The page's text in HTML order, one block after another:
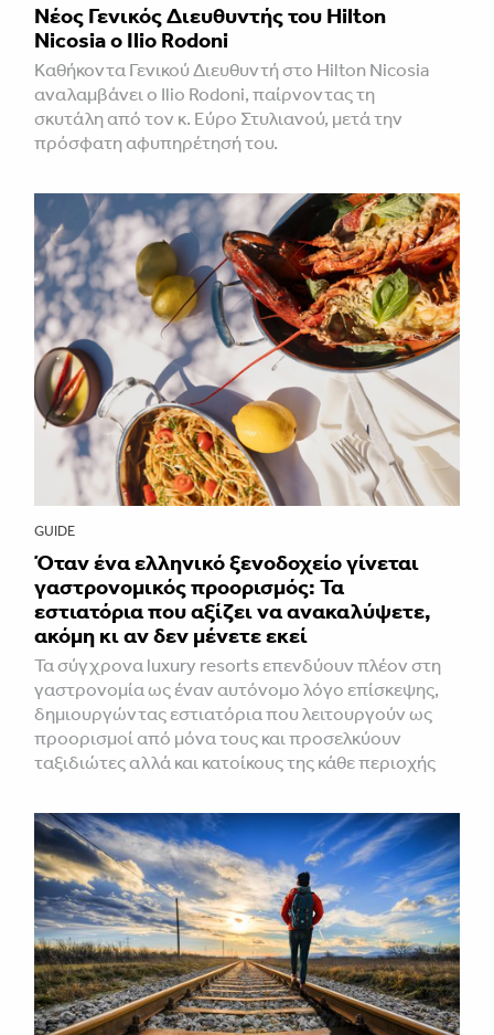
Νέος Γενικός Διευθυντής του Hilton
Nicosia ο Ilio Rodoni
Καθήκοντα Γενικού Διευθυντή στο Hilton Nicosia
αναλαμβάνει ο Ilio Rodoni, παίρνοντας τη
σκυτάλη από τον κ. Εύρο Στυλιανού, μετά την
πρόσφατη αφυπηρέτησή του.
GUIDE
Όταν ένα ελληνικό ξενοδοχείο γίνεται
γαστρονομικός προορισμός: Τα
εστιατόρια που αξίζει να ανακαλύψετε,
ακόμη κι αν δεν μένετε εκεί
Τα σύγχρονα luxury resorts επενδύουν πλέον στη
γαστρονομία ως έναν αυτόνομο λόγο επίσκεψης,
δημιουργώντας εστιατόρια που λειτουργούν ως
προορισμοί από μόνα τους και προσελκύουν
ταξιδιώτες αλλά και κατοίκους της κάθε περιοχής